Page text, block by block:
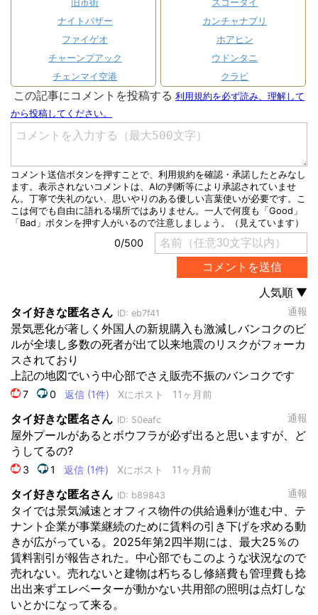
旧市街
ナイトバザー
ファイゲオ
チャーンプアック
チェンマイ空港
スコータイ
カンチャナブリ
ホアヒン
ウドンタニ
クラビ